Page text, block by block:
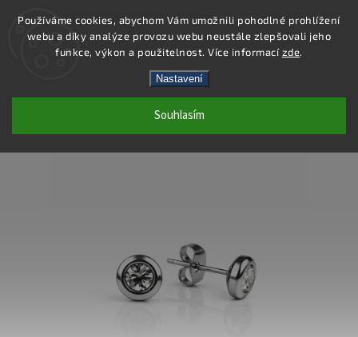
Používáme cookies, abychom Vám umožnili pohodlné prohlížení
webu a díky analýze provozu webu neustále zlepšovali jeho
funkce, výkon a použitelnost. Více informacízde.
Nastavení
Souhlasím
Hledat
DS453 - NÁUŠNICE